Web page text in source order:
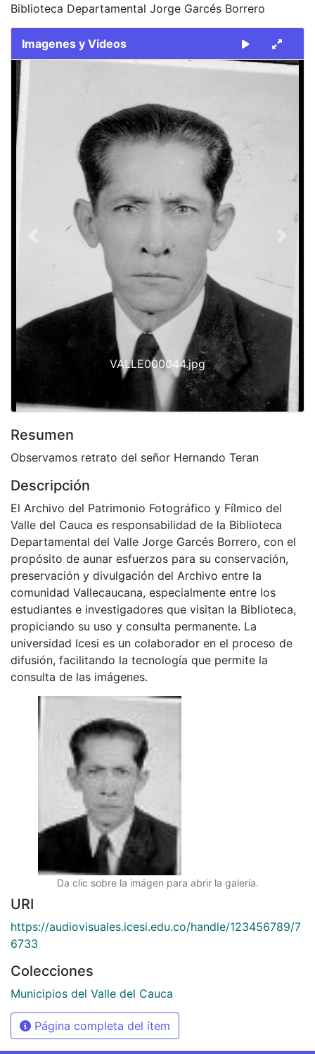
Biblioteca Departamental Jorge Garcés Borrero
Imagenes y Videos
Slide 1 of 1
VALLE000044.jpg
Resumen
Observamos retrato del señor Hernando Teran
Descripción
El Archivo del Patrimonio Fotográfico y Fílmico del
Valle del Cauca es responsabilidad de la Biblioteca
Departamental del Valle Jorge Garcés Borrero, con el
propósito de aunar esfuerzos para su conservación,
preservación y divulgación del Archivo entre la
comunidad Vallecaucana, especialmente entre los
estudiantes e investigadores que visitan la Biblioteca,
propiciando su uso y consulta permanente. La
universidad Icesi es un colaborador en el proceso de
difusión, facilitando la tecnología que permite la
consulta de las imágenes.
Da clic sobre la imágen para abrir la galería.
URI
https://audiovisuales.icesi.edu.co/handle/123456789/7
6733
Colecciones
Municipios del Valle del Cauca
Página completa del ítem